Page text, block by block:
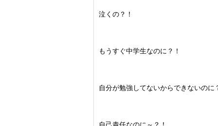
泣くの？！
もうすぐ中学生なのに？！
自分が勉強してないからできないのに